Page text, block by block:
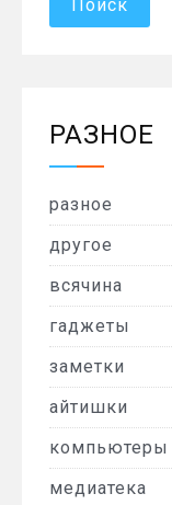
РАЗНОЕ
разное
другое
всячина
гаджеты
заметки
айтишки
компьютеры
медиатека